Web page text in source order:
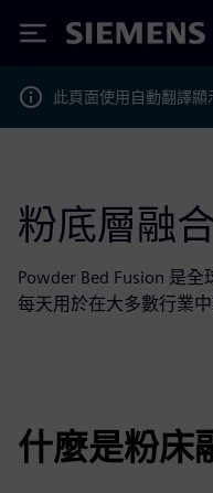
Siemens
此頁面使用自動翻譯顯
粉底層融
Powder Bed Fusion 是
每天用於在大多數行業
什麼是粉床